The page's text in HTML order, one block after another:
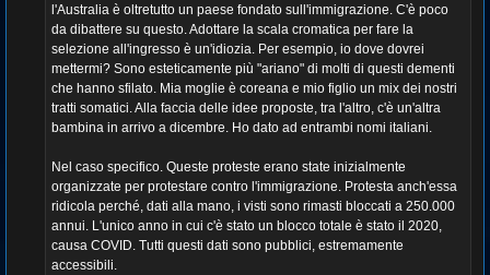
l'Australia è oltretutto un paese fondato sull'immigrazione. C'è poco
da dibattere su questo. Adottare la scala cromatica per fare la
selezione all'ingresso è un'idiozia. Per esempio, io dove dovrei
mettermi? Sono esteticamente più "ariano" di molti di questi dementi
che hanno sfilato. Mia moglie è coreana e mio figlio un mix dei nostri
tratti somatici. Alla faccia delle idee proposte, tra l'altro, c'è un'altra
bambina in arrivo a dicembre. Ho dato ad entrambi nomi italiani.
Nel caso specifico. Queste proteste erano state inizialmente
organizzate per protestare contro l'immigrazione. Protesta anch'essa
ridicola perché, dati alla mano, i visti sono rimasti bloccati a 250.000
annui. L'unico anno in cui c'è stato un blocco totale è stato il 2020,
causa COVID. Tutti questi dati sono pubblici, estremamente
accessibili.